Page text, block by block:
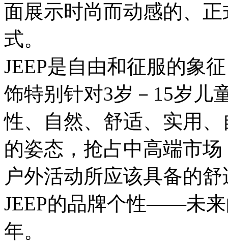
面展示时尚而动感的、
式。
JEEP是自由和征服的象
饰特别针对3岁－15岁儿
性、自然、舒适、实用
的姿态，抢占中高端市
户外活动所应该具备的
JEEP的品牌个性——未
年。